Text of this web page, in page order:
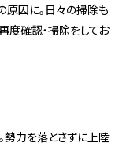
原因に。日々の掃除も
度確認・掃除をしてお
勢力を落とさずに上陸